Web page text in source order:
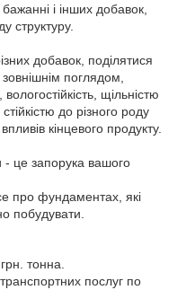
і інших добавок,
структуру.
добавок, поділятися
поглядом,
щільністю
до різного роду
кінцевого продукту.
- це запорука вашого
про фундаментах, які
побудувати.
тонна.
послуг по